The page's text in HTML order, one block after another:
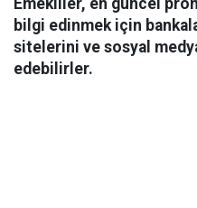
bilgi edinmek için
sitelerini ve sosyal
edebilirler.